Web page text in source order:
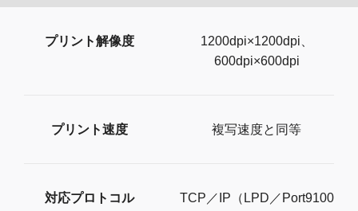
プリント解像度
1200dpi×1200dpi、
600dpi×600dpi
プリント速度 複写速度と同等
対応プロトコル
TCP／IP（LPD／Port9100